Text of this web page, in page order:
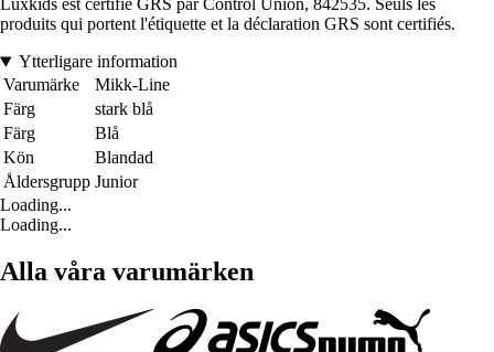
Luxkids est certifié GRS par Control Union, 842535. Seuls les
produits qui portent l'étiquette et la déclaration GRS sont certifiés.
Ytterligare information
Varumärke
Mikk-Line
Färg
stark blå
Färg
Blå
Kön
Blandad
Åldersgrupp Junior
Loading...
Loading...
Alla våra varumärken